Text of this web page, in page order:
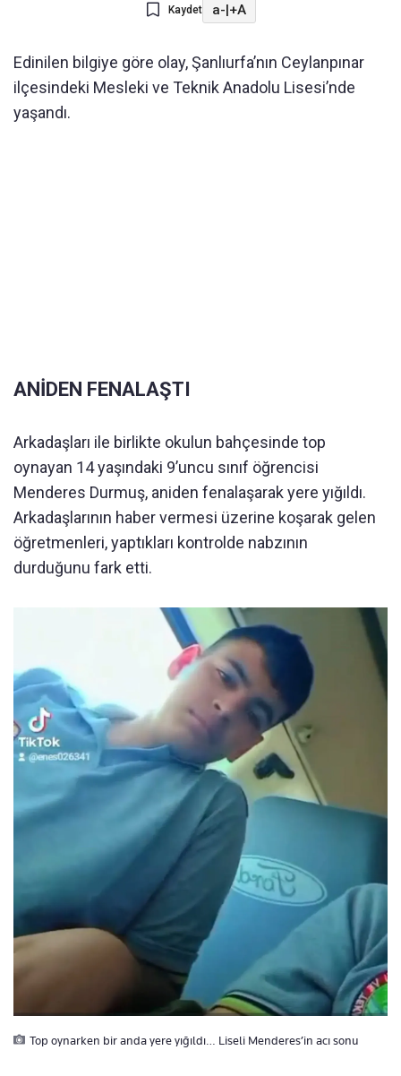
Kaydet a-|+A
Edinilen bilgiye göre olay, Şanlıurfa’nın Ceylanpınar
ilçesindeki Mesleki ve Teknik Anadolu Lisesi’nde
yaşandı.
ANİDEN FENALAŞTI
Arkadaşları ile birlikte okulun bahçesinde top
oynayan 14 yaşındaki 9’uncu sınıf öğrencisi
Menderes Durmuş, aniden fenalaşarak yere yığıldı.
Arkadaşlarının haber vermesi üzerine koşarak gelen
öğretmenleri, yaptıkları kontrolde nabzının
durduğunu fark etti.
Top oynarken bir anda yere yığıldı… Liseli Menderes’in acı sonu